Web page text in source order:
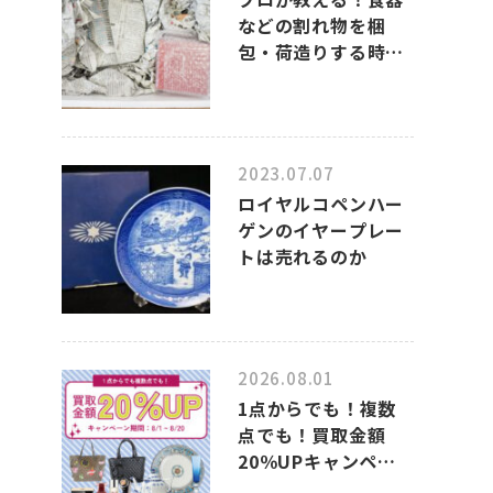
などの割れ物を梱
包・荷造りする時
2023.07.07
ロイヤルコペンハー
ゲンのイヤープレー
トは売れるのか
2026.08.01
1点からでも！複数
点でも！買取金額
20％UPキャンペー